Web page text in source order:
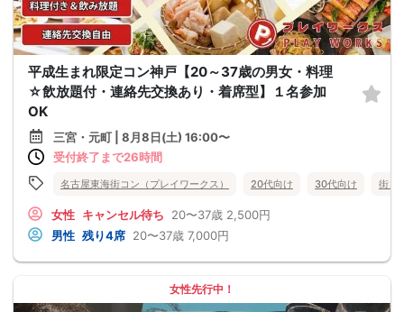
平成生まれ限定コン神戸【20～37歳の男女・料理
☆飲放題付・連絡先交換あり・着席型】１名参加
OK
三宮・元町 | 8月8日(土) 16:00〜
受付終了まで26時間
名古屋東海街コン（プレイワークス） 20代向け 30代向け 街コ
女性 キャンセル待ち 20〜37歳 2,500円
男性 残り4席 20〜37歳 7,000円
女性先行中！